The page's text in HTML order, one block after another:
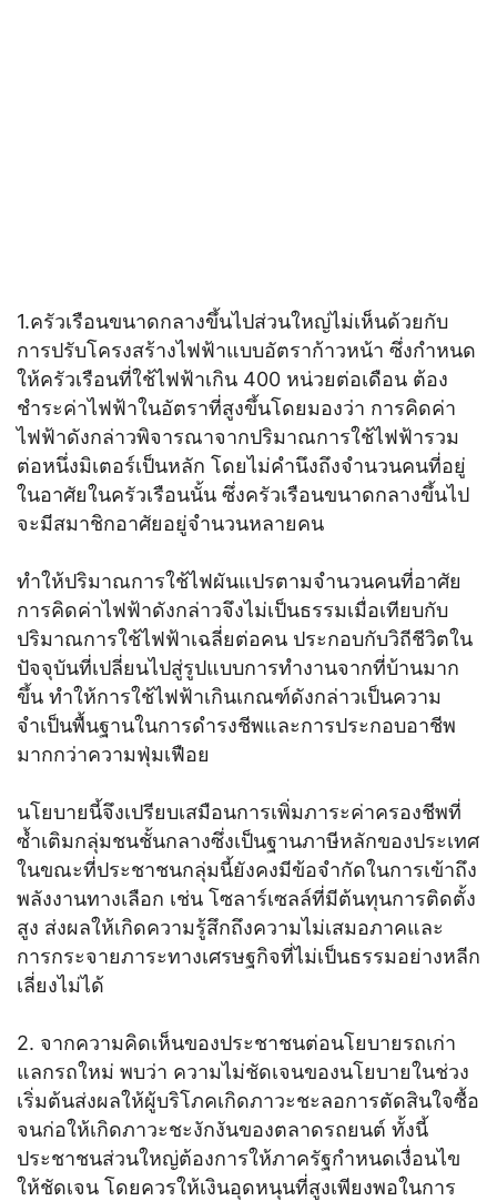
1.ครัวเรือนขนาดกลางขึ้นไปส่วนใหญ่ไม่เห็นด้วยกับ
การปรับโครงสร้างไฟฟ้าแบบอัตราก้าวหน้า ซึ่งกำหนด
ให้ครัวเรือนที่ใช้ไฟฟ้าเกิน 400 หน่วยต่อเดือน ต้อง
ชำระค่าไฟฟ้าในอัตราที่สูงขึ้นโดยมองว่า การคิดค่า
ไฟฟ้าดังกล่าวพิจารณาจากปริมาณการใช้ไฟฟ้ารวม
ต่อหนึ่งมิเตอร์เป็นหลัก โดยไม่คำนึงถึงจำนวนคนที่อยู่
ในอาศัยในครัวเรือนนั้น ซึ่งครัวเรือนขนาดกลางขึ้นไป
จะมีสมาชิกอาศัยอยู่จำนวนหลายคน
ทำให้ปริมาณการใช้ไฟผันแปรตามจำนวนคนที่อาศัย
การคิดค่าไฟฟ้าดังกล่าวจึงไม่เป็นธรรมเมื่อเทียบกับ
ปริมาณการใช้ไฟฟ้าเฉลี่ยต่อคน ประกอบกับวิถีชีวิตใน
ปัจจุบันที่เปลี่ยนไปสู่รูปแบบการทำงานจากที่บ้านมาก
ขึ้น ทำให้การใช้ไฟฟ้าเกินเกณฑ์ดังกล่าวเป็นความ
จำเป็นพื้นฐานในการดำรงชีพและการประกอบอาชีพ
มากกว่าความฟุ่มเฟือย
นโยบายนี้จึงเปรียบเสมือนการเพิ่มภาระค่าครองชีพที่
ซ้ำเติมกลุ่มชนชั้นกลางซึ่งเป็นฐานภาษีหลักของประเทศ
ในขณะที่ประชาชนกลุ่มนี้ยังคงมีข้อจำกัดในการเข้าถึง
พลังงานทางเลือก เช่น โซลาร์เซลล์ที่มีต้นทุนการติดตั้ง
สูง ส่งผลให้เกิดความรู้สึกถึงความไม่เสมอภาคและ
การกระจายภาระทางเศรษฐกิจที่ไม่เป็นธรรมอย่างหลีก
เลี่ยงไม่ได้
2. จากความคิดเห็นของประชาชนต่อนโยบายรถเก่า
แลกรถใหม่ พบว่า ความไม่ชัดเจนของนโยบายในช่วง
เริ่มต้นส่งผลให้ผู้บริโภคเกิดภาวะชะลอการตัดสินใจซื้อ
จนก่อให้เกิดภาวะชะงักงันของตลาดรถยนต์ ทั้งนี้
ประชาชนส่วนใหญ่ต้องการให้ภาครัฐกำหนดเงื่อนไข
ให้ชัดเจน โดยควรให้เงินอุดหนุนที่สูงเพียงพอในการ